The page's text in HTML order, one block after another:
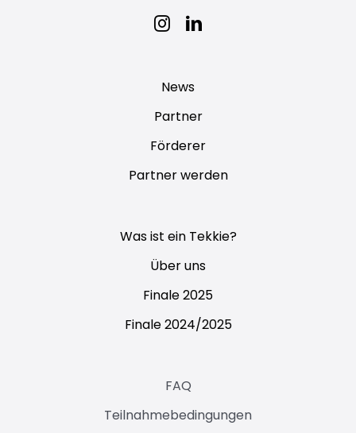
News
Partner
Förderer
Partner werden
Was ist ein Tekkie?
Über uns
Finale 2025
Finale 2024/2025
FAQ
Teilnahmebedingungen